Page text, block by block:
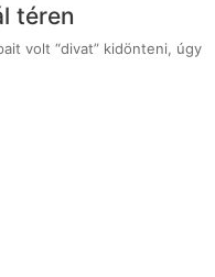
téren
volt “divat” kidönteni, úgy